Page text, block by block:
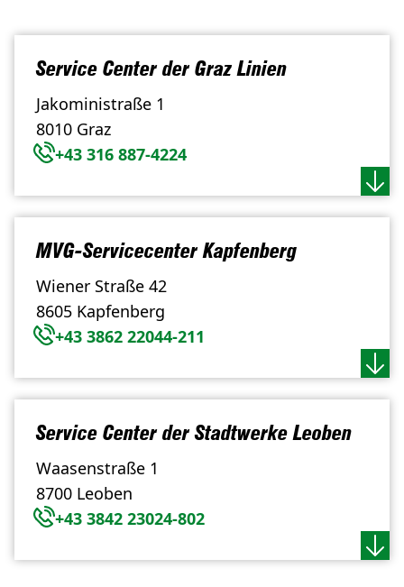
Service Center der Graz Linien
Jakoministraße 1
8010 Graz
+43 316 887-4224
MVG-Servicecenter Kapfenberg
Wiener Straße 42
8605 Kapfenberg
+43 3862 22044-211
Service Center der Stadtwerke Leoben
Waasenstraße 1
8700 Leoben
+43 3842 23024-802